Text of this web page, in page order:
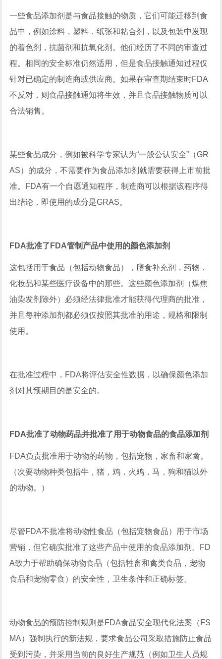
一些食品添加剂是与食品接触的物质，它们可能迁移到食
品中，例如涂料，塑料，纸张和粘合剂，以及包装中发现
的着色剂，抗菌剂和抗氧化剂。他们经历了不同的审查过
程。相同的安全标准仍然适用，但是食品接触通知过程仅
针对已确定的制造商或供应商。如果在审查期结束时FDA
不反对，则食品接触通知将生效，并且食品接触物质可以
合法销售。
某些食品成分，例如被科学专家认为“一般公认安全”（GR
AS）的成分，不需要作为食品添加剂就需要获得上市前批
准。FDA有一个自愿通知程序，制造商可以根据该程序得
出结论，即使用的成分是GRAS。
FDA批准了FDA管制产品中使用的颜色添加剂
这包括用于食品（包括动物食品），膳食补充剂，药物，
化妆品和某些医疗设备中的那些。这些颜色添加剂（煤焦
油染发剂除外）必须经法律批准才能获得代理商的批准，
并且每种添加剂都必须仅按照其批准的用途，规格和限制
使用。
在批准过程中，FDA将评估安全性数据，以确保颜色添加
剂对其预期目的是安全的。
FDA批准了动物药品并批准了用于动物食品的食品添加剂
FDA负责批准用于动物的药物，包括宠物，家畜和家禽。
（次要动物种类包括牛，猪，鸡，火鸡，马，狗和猫以外
的动物。）
尽管FDA不批准将动物性食品（包括宠物食品）用于市场
营销，但它确实批准了这些产品中使用的食品添加剂。FD
A致力于帮助确保动物食品（包括牲畜和禽类食品，宠物
食品和宠物零食）的安全性，卫生条件和正确标签。
动物食品的预防控制规则是FDA食品安全现代化法案（FS
MA）强制执行的新法规，要求食品公司采取措施防止食品
受到污染，并采用当前的良好生产规范（例如卫生人员规